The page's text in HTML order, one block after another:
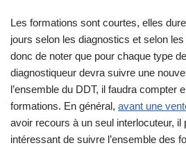
Les formations sont courtes, elles
jours selon les diagnostics et selon
donc de noter que pour chaque type
diagnostiqueur devra suivre une
l’ensemble du DDT, il faudra compter
formations. En général, avant une
avoir recours à un seul interlocuteur, il
intéressant de suivre l’ensemble des